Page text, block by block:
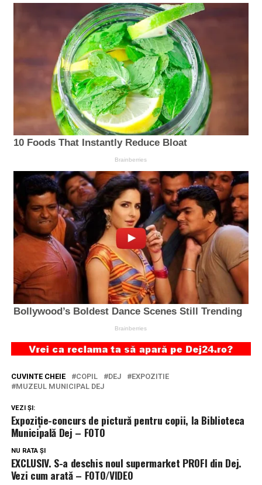
CUVINTE CHEIE COPIL DEJ
EXPOZITIE
MUZEUL MUNICIPAL DEJ
VEZI ȘI:
Expoziție-concurs de pictură pentru copii, la Biblioteca
Municipală Dej – FOTO
NU RATA ȘI
EXCLUSIV. S-a deschis noul supermarket PROFI din Dej.
Vezi cum arată – FOTO/VIDEO